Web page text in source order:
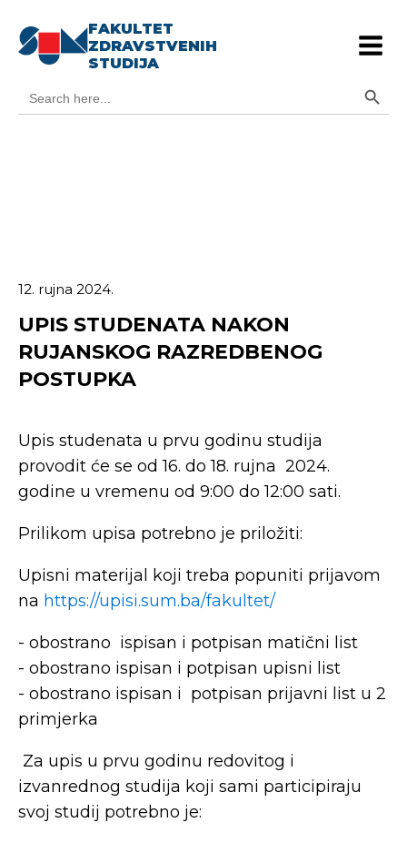
FAKULTET
ZDRAVSTVENIH
STUDIJA
for:
12. rujna 2024.
UPIS STUDENATA NAKON
RUJANSKOG RAZREDBENOG
POSTUPKA
Upis studenata u prvu godinu studija
provodit će se od16. do18. rujna 2024.
godine u vremenu od 9:00 do 12:00 sati.
Prilikom upisa potrebno je priložiti:
Upisni materijal koji treba popuniti prijavom
na https://upisi.sum.ba/fakultet/
- obostrano ispisan i potpisan matični list
- obostrano ispisan i potpisan upisni list
- obostrano ispisan i potpisan prijavni list u 2
primjerka
Za upis u prvu godinu redovitog i
izvanrednog studija koji sami participiraju
svoj studij potrebno je: